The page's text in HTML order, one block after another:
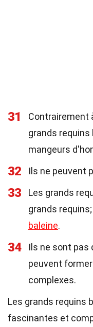
31
Contrairement
grands
mangeurs
32 Ils ne peuvent
33
Les grands
grands
baleine.
34
Ils ne sont pas
peuvent
complexes.
Les grands requins
fascinantes et